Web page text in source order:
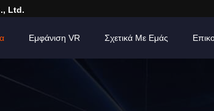
Ltd.
Εμφάνιση VR Σχετικά Με Εμάς